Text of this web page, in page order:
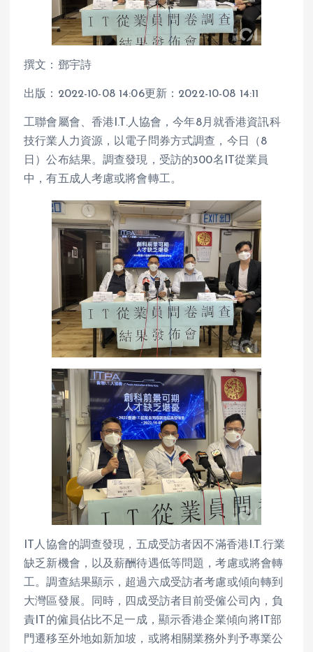
撰文：鄧宇詩
出版：2022-10-08 14:06更新：2022-10-08 14:11
工聯會屬會、香港I.T.人協會，今年8月就香港資訊科
技行業人力資源，以電子問券方式調查，今日（8
日）公布結果。調查發現，受訪的300名IT從業員
中，有五成人考慮或將會轉工。
IT人協會的調查發現，五成受訪者因不滿香港I.T.行業
缺乏新機會，以及薪酬待遇低等問題，考慮或將會轉
工。調查結果顯示，超過六成受訪者考慮或傾向轉到
大灣區發展。同時，四成受訪者目前受僱公司內，負
責IT的僱員佔比不足一成，顯示香港企業傾向將IT部
門遷移至外地如新加坡，或將相關業務外判予專業公